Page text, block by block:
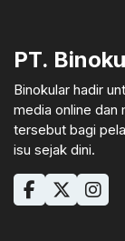
PT.
Binokular hadir
media online dan
tersebut bagi
isu sejak dini.